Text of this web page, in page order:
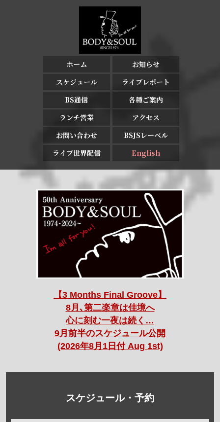
ホーム
お知らせ
スケジュール
ライブレポート
BS通信
各種ご案内
ランチ営業
アクセス
お問い合わせ
BSJSレーベル
ライブ世界配信
English
【3 Months Final Groove】
8月､第二楽章は佳境へ
心に刻む一夜は続く…
9月前半のスケジュール公開
(2026年8月1日付 Aug 1st)
スケジュール・予約